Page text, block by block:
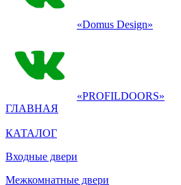
«Domus Design»
«PROFILDOORS»
ГЛАВНАЯ
КАТАЛОГ
Входные двери
Межкомнатные двери